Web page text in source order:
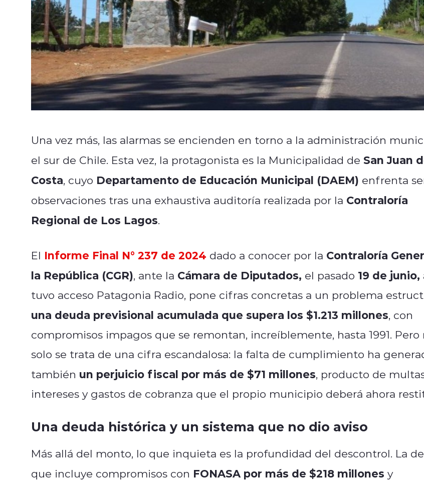
Una vez más, las alarmas se encienden en torno a la administración
el sur de Chile. Esta vez, la protagonista es la Municipalidad de San Juan
Costa, cuyo Departamento de Educación Municipal (DAEM) enfrenta
observaciones tras una exhaustiva auditoría realizada por la Contraloría
Regional de Los Lagos.
El Informe Final N° 237 de 2024 dado a conocer por la Contraloría
la República (CGR), ante la Cámara de Diputados, el pasado 19 de junio,
tuvo acceso Patagonia Radio, pone cifras concretas a un problema
una deuda previsional acumulada que supera los $1.213 millones, con
compromisos impagos que se remontan, increíblemente, hasta 1991. Pero
solo se trata de una cifra escandalosa: la falta de cumplimiento ha
también un perjuicio fiscal por más de $71 millones, producto de
intereses y gastos de cobranza que el propio municipio deberá ahora
Una deuda histórica y un sistema que no dio aviso
Más allá del monto, lo que inquieta es la profundidad del descontrol. La
que incluye compromisos con FONASA por más de $218 millones y